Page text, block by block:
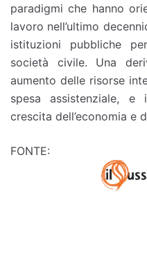
paradigmi che hanno
lavoro nell’ultimo
istituzioni pubbliche
società civile. Una
aumento delle risorse
spesa assistenziale,
crescita dell’economia e
FONTE: